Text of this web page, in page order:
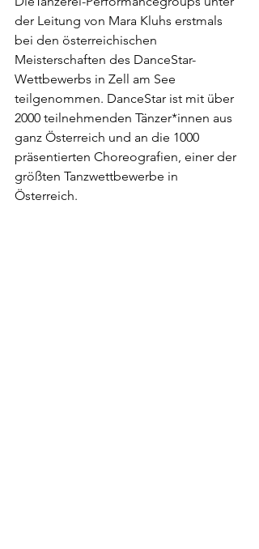
der Leitung von Mara Kluhs erstmals
bei den österreichischen
Meisterschaften des DanceStar-
Wettbewerbs in Zell am See
teilgenommen. DanceStar ist mit über
2000 teilnehmenden Tänzer*innen aus
ganz Österreich und an die 1000
präsentierten Choreografien, einer der
größten Tanzwettbewerbe in
Österreich.